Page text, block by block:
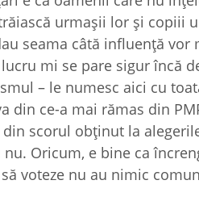
urmaşii lor şi copiii
seama câtă influenţă vor
mi se pare sigur încă
– le numesc aici cu
din ce-a mai rămas din
scorul obţinut la
Oricum, e bine ca
voteze nu au nimic